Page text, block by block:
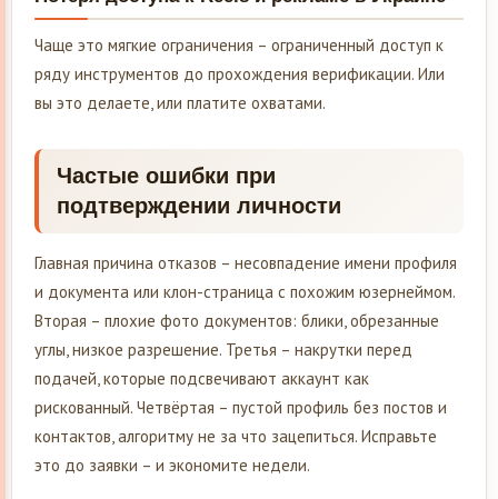
Чаще это мягкие ограничения – ограниченный доступ к
ряду инструментов до прохождения верификации. Или
вы это делаете, или платите охватами.
Частые ошибки при
подтверждении личности
Главная причина отказов – несовпадение имени профиля
и документа или клон-страница с похожим юзернеймом.
Вторая – плохие фото документов: блики, обрезанные
углы, низкое разрешение. Третья – накрутки перед
подачей, которые подсвечивают аккаунт как
рискованный. Четвёртая – пустой профиль без постов и
контактов, алгоритму не за что зацепиться. Исправьте
это до заявки – и экономите недели.